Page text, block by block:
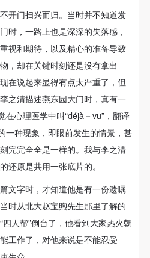
开门扫兴而归。当时并不知道发
时，一路上也是深深的失落感，
视和期待，以及精心的准备导致
，却在关键时刻还是没有拿出
在说起来显得有点太严重了，但
之清描述燕东园大门时，真有一
在心理医学中叫“déjà－vu”，翻译
一种现象，即眼前发生的情景，甚
完完全全是一样的。我与李之清
还原是共用一张底片的。
文字时，才知道他是有一份遗嘱
时从北大赵宝煦先生那里了解的
人帮”倒台了，他看到大家热火朝
工作了，对他来说是不能忍受
登录
术网会员账户登录